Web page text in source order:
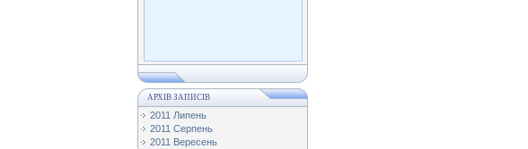
АРХІВ ЗАПИСІВ
2011 Липень
2011 Серпень
2011 Вересень